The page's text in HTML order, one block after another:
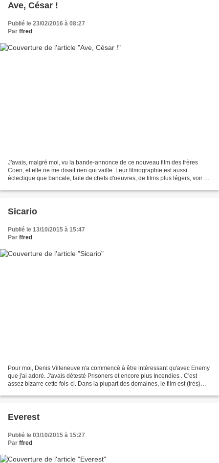
Ave, César !
Publié le 23/02/2016 à 08:27
Par ffred
J'avais, malgré moi, vu la bande-annonce de ce nouveau film des frères
Coen, et elle ne me disait rien qui vaille. Leur filmographie est aussi
éclectique que bancale, faite de chefs d'oeuvres, de films plus légers, voir de
Sicario
Publié le 13/10/2015 à 15:47
Par ffred
Pour moi, Denis Villeneuve n'a commencé à être intéressant qu'avec Enemy
que j'ai adoré. J'avais détesté Prisoners et encore plus Incendies . C'est
assez bizarre cette fois-ci. Dans la plupart des domaines, le film est (très)
Everest
Publié le 03/10/2015 à 15:27
Par ffred